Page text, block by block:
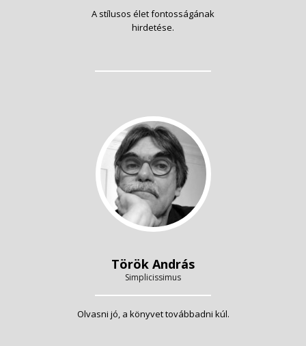
A stílusos élet fontosságának
hirdetése.
Török András
Simplicissimus
Olvasni jó, a könyvet továbbadni kúl.